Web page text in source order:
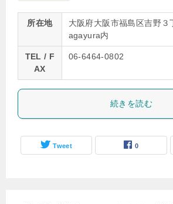
所在地
大阪府大阪市福島区吉野
agayura内
TEL / F
AX
06-6464-0802
続きを読む
Tweet 0